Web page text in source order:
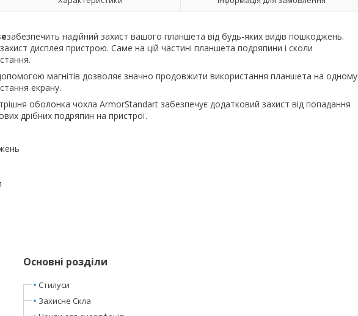
забезпечить надійний захист вашого планшета від будь-яких видів пошкоджень.
дисплея пристрою. Саме на цій частині планшета подряпини і сколи
магнітів дозволяє значно продовжити використання планшета на одному
екрану.
оболонка чохла ArmorStandart забезпечує додатковий захист від попадання
дрібних подряпин на пристрої.
Основні розділи
Стилуси
Захисне Скла